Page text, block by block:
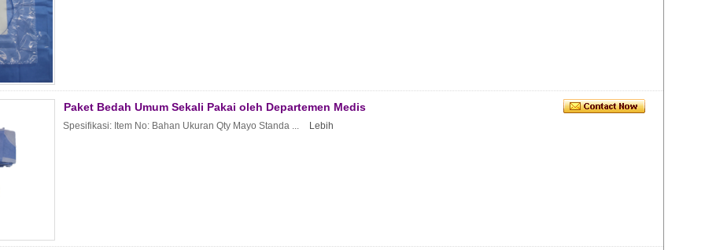
Paket Bedah Umum Sekali Pakai oleh Departemen Medis
Spesifikasi: Item No: Bahan Ukuran Qty Mayo Standa ... Lebih